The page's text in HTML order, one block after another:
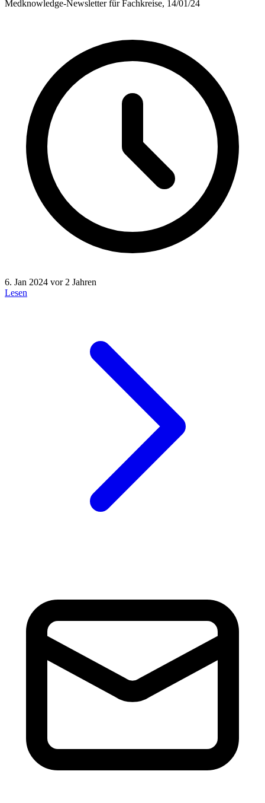
Medknowledge-Newsletter für Fachkreise, 14/01/24
6. Jan 2024 vor 2 Jahren
Lesen